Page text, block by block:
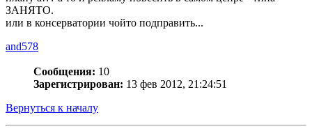
ЗАНЯТО.
или в консерватории чойто подправить...
and578
Сообщения: 10
Зарегистрирован: 13 фев 2012, 21:24:51
Вернуться к началу